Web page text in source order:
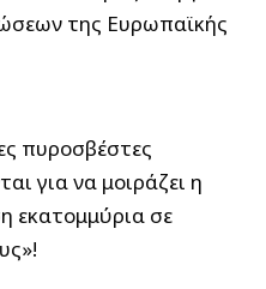
της Ευρωπαϊκής
πυροσβέστες
για να μοιράζει η
εκατομμύρια σε